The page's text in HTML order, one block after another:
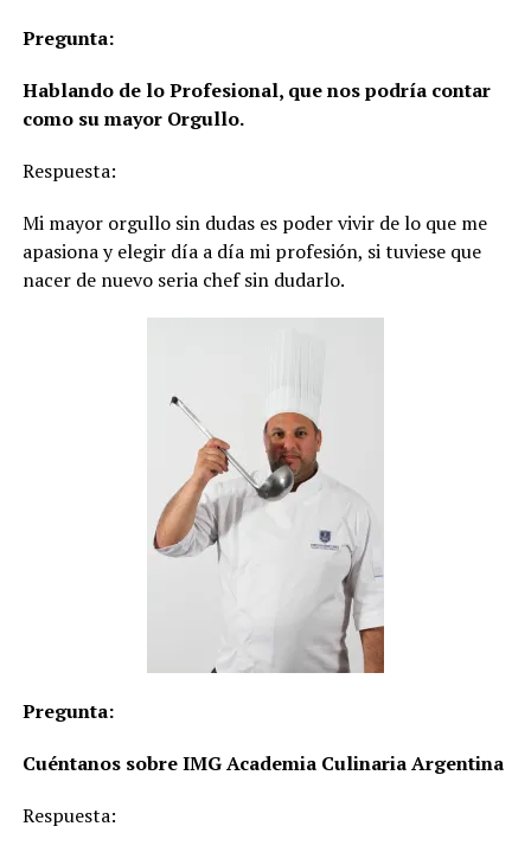
Pregunta:
Hablando de lo Profesional, que nos podría contar
como su mayor Orgullo.
Respuesta:
Mi mayor orgullo sin dudas es poder vivir de lo que me
apasiona y elegir día a día mi profesión, si tuviese que
nacer de nuevo seria chef sin dudarlo.
Pregunta:
Cuéntanos sobre IMG Academia Culinaria Argentina
Respuesta: